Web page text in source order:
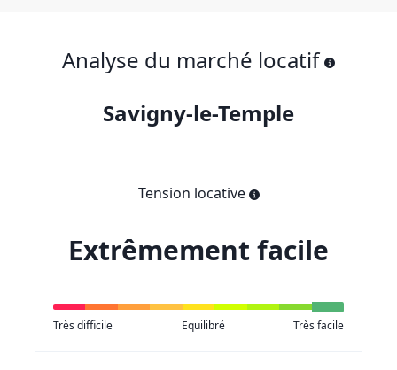
Analyse du marché locatif
Savigny-le-Temple
Tension locative
Extrêmement facile
Très difficile Equilibré Très facile